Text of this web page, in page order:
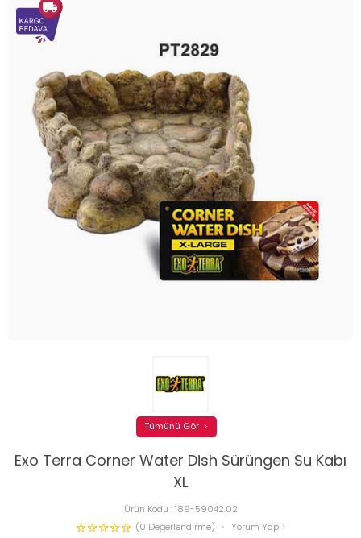
Exo Terra Corner Water Dish Sürüngen Su Kabı
XL
Ürün Kodu :189-59042.02
(0 Değerlendirme)
Yorum Yap
Tümünü Gör